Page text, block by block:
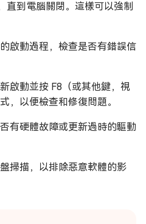
直到電腦關閉。這樣可以強制
啟動過程，檢查是否有錯誤信
啟動並按 F8（或其他鍵，視
，以便檢查和修復問題。
有硬體故障或更新過時的驅動
掃描，以排除惡意軟體的影